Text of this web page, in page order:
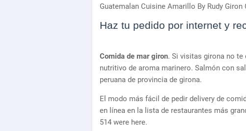
Guatemalan Cuisine Amarillo By Rudy
Haz tu pedido por internet y
Comida de mar giron. Si visitas girona no te
nutritivo de aroma marinero. Salmón con
peruana de provincia de girona.
El modo más fácil de pedir delivery de
en línea en la lista de restaurantes más
514 were here.